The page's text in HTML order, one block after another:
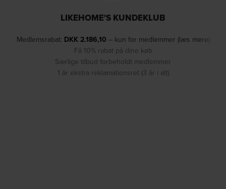
LIKEHOME'S KUNDEKLUB
Medlemsrabat: DKK2.186,10 – kun for medlemmer (læs mere)
Få 10% rabat på dine køb
Særlige tilbud forbeholdt medlemmer
1 år ekstra reklamationsret (3 år i alt)